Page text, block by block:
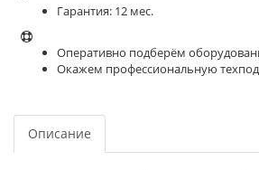
Гарантия: 12 мес.
Оперативно подберём
Окажем профессиональную
Описание